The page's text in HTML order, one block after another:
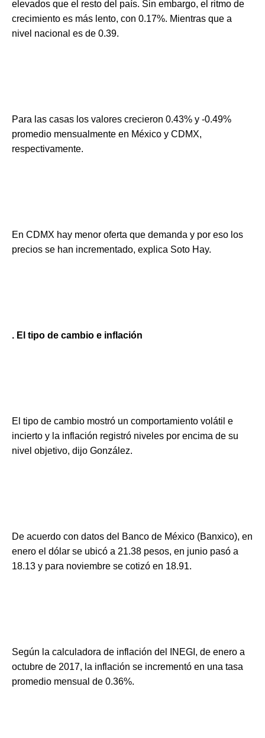
elevados que el resto del país. Sin embargo, el ritmo de
crecimiento es más lento, con 0.17%. Mientras que a
nivel nacional es de 0.39.
Para las casas los valores crecieron 0.43% y -0.49%
promedio mensualmente en México y CDMX,
respectivamente.
En CDMX hay menor oferta que demanda y por eso los
precios se han incrementado, explica Soto Hay.
. El tipo de cambio e inflación
El tipo de cambio mostró un comportamiento volátil e
incierto y la inflación registró niveles por encima de su
nivel objetivo, dijo González.
De acuerdo con datos del Banco de México (Banxico), en
enero el dólar se ubicó a 21.38 pesos, en junio pasó a
18.13 y para noviembre se cotizó en 18.91.
Según la calculadora de inflación del INEGI, de enero a
octubre de 2017, la inflación se incrementó en una tasa
promedio mensual de 0.36%.